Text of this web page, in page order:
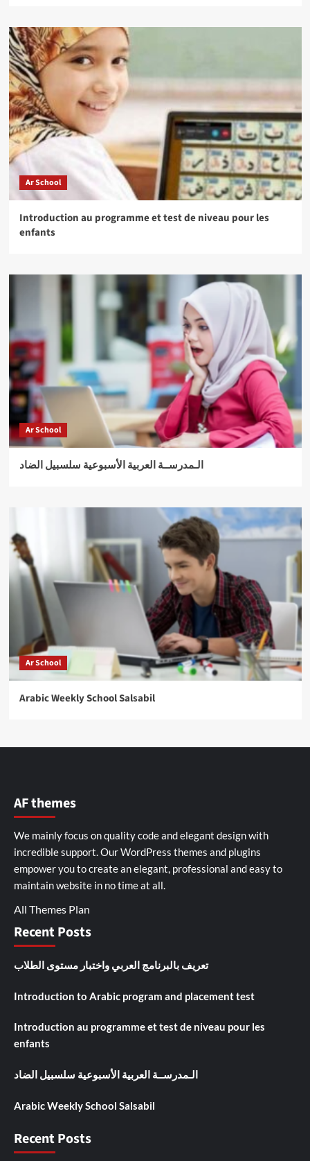
Ar School
Introduction au programme et test de niveau pour les
enfants
Ar School
الـمدرســة العربية الأسبوعية سلسبيل الضاد
Ar School
Arabic Weekly School Salsabil
AF themes
We mainly focus on quality code and elegant design with
incredible support. OurWordPress themes and plugins
empower you to create an elegant, professional and easy to
maintain website in no time at all.
All Themes Plan
Recent Posts
تعريف بالبرنامج العربي واختبار مستوى الطلاب
Introduction to Arabic program and placement test
Introduction au programme et test de niveau pour les
enfants
الـمدرســة العربية الأسبوعية سلسبيل الضاد
Arabic Weekly School Salsabil
Recent Posts